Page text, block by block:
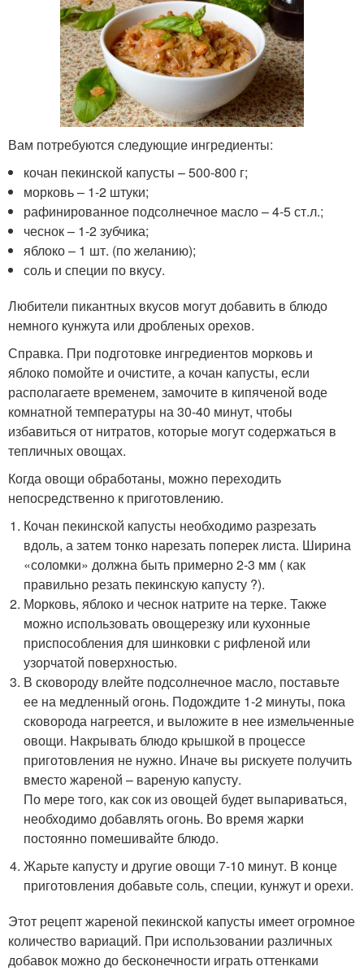
Вам потребуются следующие ингредиенты:
кочан пекинской капусты – 500-800 г;
морковь – 1-2 штуки;
рафинированное подсолнечное масло – 4-5 ст.л.;
чеснок – 1-2 зубчика;
яблоко – 1 шт. (по желанию);
соль и специи по вкусу.
Любители пикантных вкусов могут добавить в блюдо
немного кунжута или дробленых орехов.
Справка. При подготовке ингредиентов морковь и
яблоко помойте и очистите, а кочан капусты, если
располагаете временем, замочите в кипяченой воде
комнатной температуры на 30-40 минут, чтобы
избавиться от нитратов, которые могут содержаться в
тепличных овощах.
Когда овощи обработаны, можно переходить
непосредственно к приготовлению.
Кочан пекинской капусты необходимо разрезать
вдоль, а затем тонко нарезать поперек листа. Ширина
«соломки» должна быть примерно 2-3 мм ( как
правильно резать пекинскую капусту ?).
Морковь, яблоко и чеснок натрите на терке. Также
можно использовать овощерезку или кухонные
приспособления для шинковки с рифленой или
узорчатой поверхностью.
В сковороду влейте подсолнечное масло, поставьте
ее на медленный огонь. Подождите 1-2 минуты, пока
сковорода нагреется, и выложите в нее измельченные
овощи. Накрывать блюдо крышкой в процессе
приготовления не нужно. Иначе вы рискуете получить
вместо жареной – вареную капусту.
По мере того, как сок из овощей будет выпариваться,
необходимо добавлять огонь. Во время жарки
постоянно помешивайте блюдо.
Жарьте капусту и другие овощи 7-10 минут. В конце
приготовления добавьте соль, специи, кунжут и орехи.
Этот рецепт жареной пекинской капусты имеет огромное
количество вариаций. При использовании различных
добавок можно до бесконечности играть оттенками